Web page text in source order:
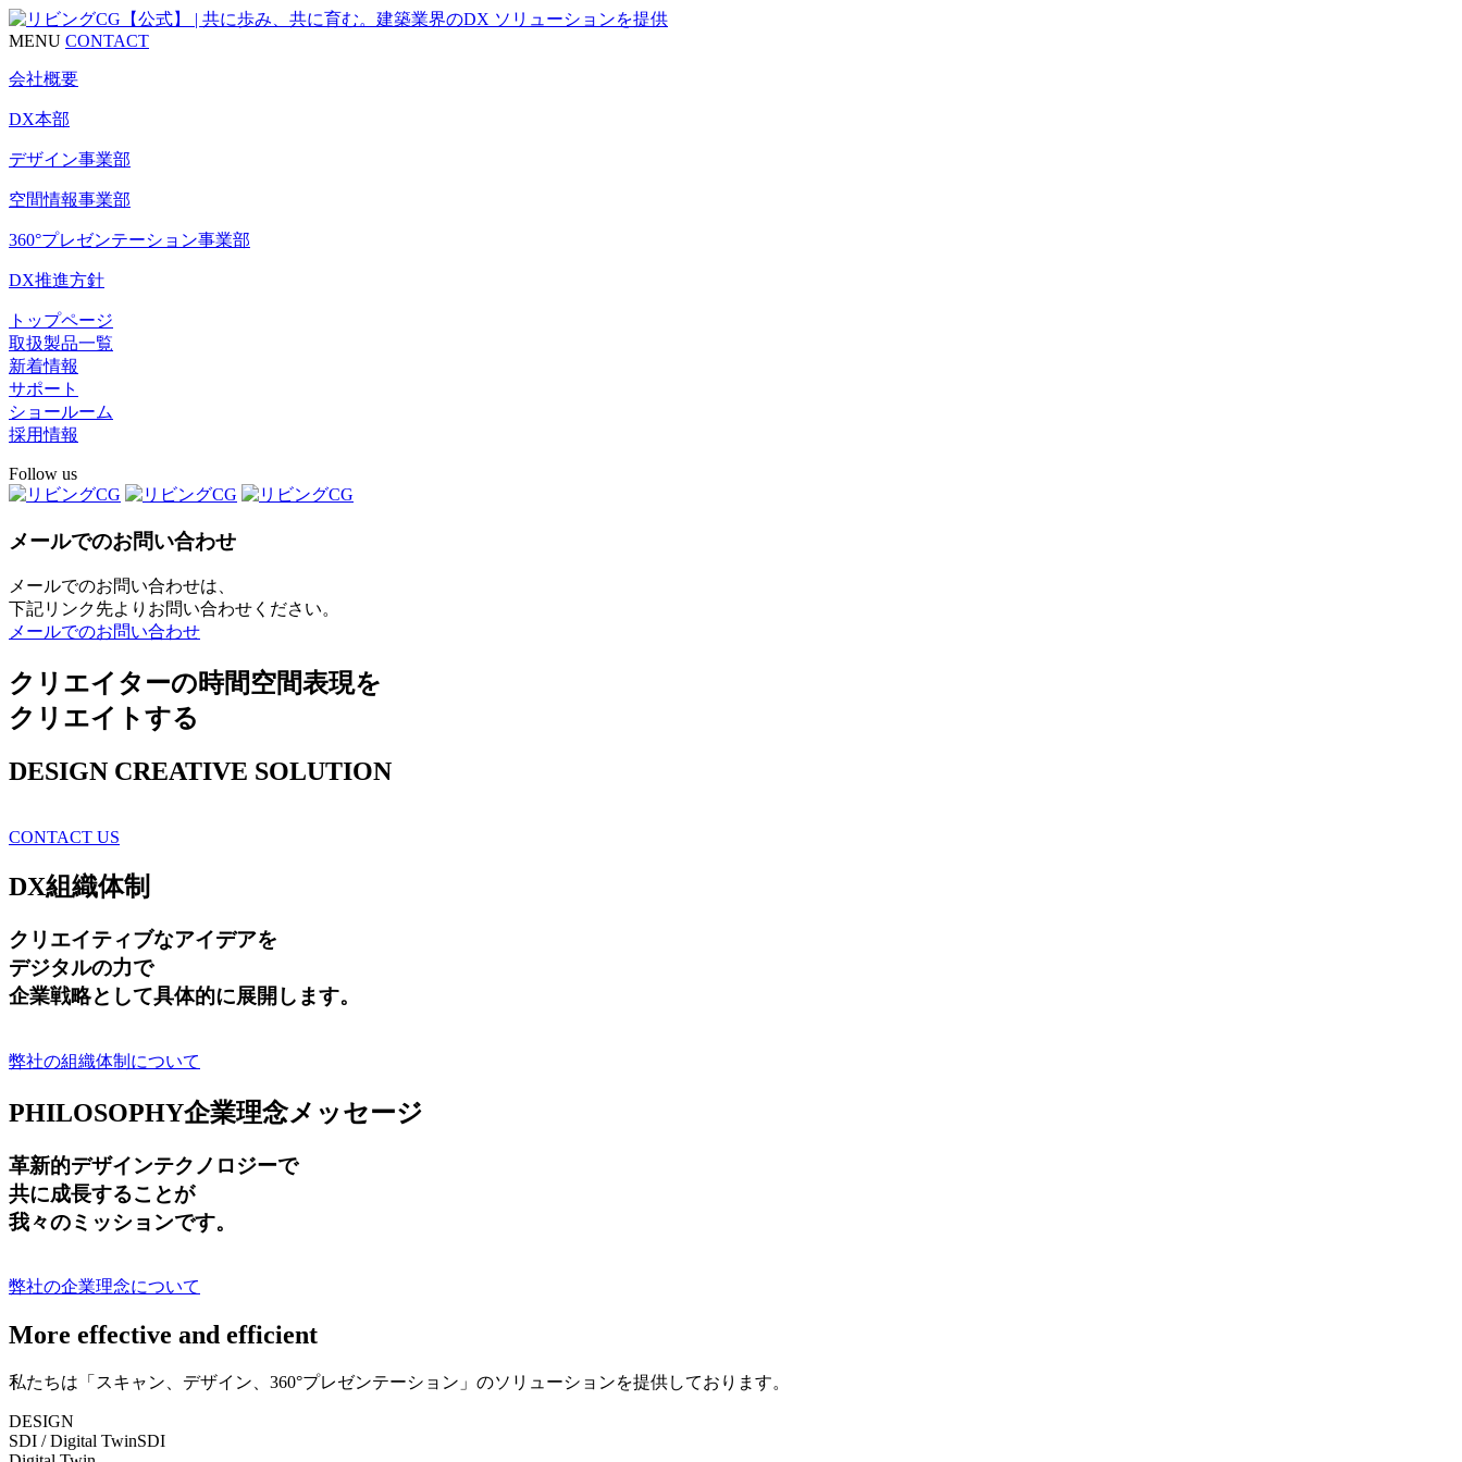
MENU CONTACT
会社概要
DX本部
デザイン事業部
空間情報事業部
360°プレゼンテーション事業部
DX推進方針
トップページ
取扱製品一覧
新着情報
サポート
ショールーム
採用情報
Follow us
メールでのお問い合わせ
メールでのお問い合わせは、
下記リンク先よりお問い合わせください。
メールでのお問い合わせ
クリエイターの時間空間表現を
クリエイトする
DESIGN CREATIVE SOLUTION
CONTACT US
DX組織体制
クリエイティブなアイデアを
デジタルの力で
企業戦略として具体的に展開します。
弊社の組織体制について
PHILOSOPHY企業理念メッセージ
革新的デザインテクノロジーで
共に成長することが
我々のミッションです。
弊社の企業理念について
More effective and efficient
私たちは「スキャン、デザイン、360°プレゼンテーション」のソリューションを提供しております。
DESIGN
SDI / Digital TwinSDI